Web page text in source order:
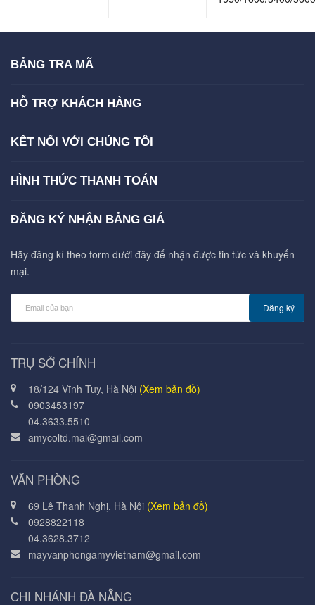
BẢNG TRA MÃ
HỖ TRỢ KHÁCH HÀNG
KẾT NỐI VỚI CHÚNG TÔI
HÌNH THỨC THANH TOÁN
ĐĂNG KÝ NHẬN BẢNG GIÁ
Hãy đăng kí theo form dưới đây để nhận được tin tức và khuyến
mại.
Đăng ký
TRỤ SỞ CHÍNH
18/124 Vĩnh Tuy, Hà Nội (Xem bản đồ)
0903453197
04.3633.5510
amycoltd.mai@gmail.com
VĂN PHÒNG
69 Lê Thanh Nghị, Hà Nội (Xem bản đồ)
0928822118
04.3628.3712
mayvanphongamyvietnam@gmail.com
CHI NHÁNH ĐÀ NẴNG